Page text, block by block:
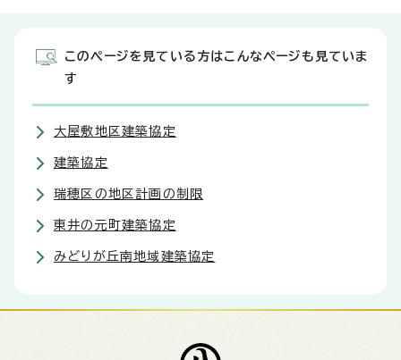
このページを見ている方はこんなページも見ていま
す
大屋敷地区建築協定
建築協定
瑞穂区の地区計画の制限
東井の元町建築協定
みどりが丘南地域建築協定